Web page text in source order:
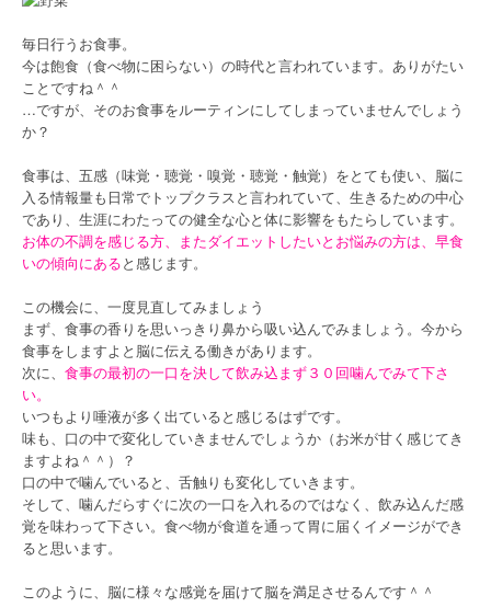
毎日行うお食事。
今は飽食（食べ物に困らない）の時代と言われています。ありがたい
ことですね＾＾
…ですが、そのお食事をルーティンにしてしまっていませんでしょう
か？
食事は、五感（味覚・聴覚・嗅覚・聴覚・触覚）をとても使い、脳に
入る情報量も日常でトップクラスと言われていて、生きるための中心
であり、生涯にわたっての健全な心と体に影響をもたらしています。
お体の不調を感じる方、またダイエットしたいとお悩みの方は、早食
いの傾向にあると感じます。
この機会に、一度見直してみましょう
まず、食事の香りを思いっきり鼻から吸い込んでみましょう。今から
食事をしますよと脳に伝える働きがあります。
次に、 食事の最初の一口を決して飲み込まず３０回噛んでみて下さ
い。
いつもより唾液が多く出ていると感じるはずです。
味も、口の中で変化していきませんでしょうか（お米が甘く感じてき
ますよね＾＾）？
口の中で噛んでいると、舌触りも変化していきます。
そして、噛んだらすぐに次の一口を入れるのではなく、飲み込んだ感
覚を味わって下さい。食べ物が食道を通って胃に届くイメージができ
ると思います。
このように、脳に様々な感覚を届けて脳を満足させるんです＾＾